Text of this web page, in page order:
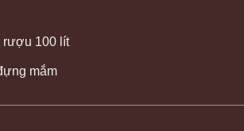
rượu 100 lít
mắm